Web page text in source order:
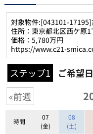
買い
売り
コン
採用
会員
対象物件:[043101-17195]
住所：東京都北区西ケ原1
価格：5,780万円
https://www.c21-
ステップ1
ご希望
«前週
時間
07
(金)
08
(土)